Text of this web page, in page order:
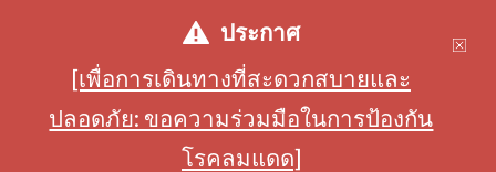
ประกาศ
[เพื่อการเดินทางที่สะดวกสบายและ
ปลอดภัย: ขอความร่วมมือในการป้องกัน
โรคลมแดด]